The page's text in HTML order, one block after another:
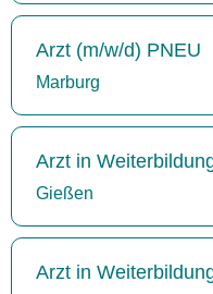
Arzt (m/w/d) PNEU
Marburg
Arzt in
Gießen
Arzt in